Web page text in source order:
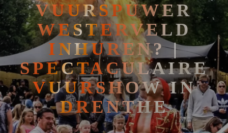
VUURSPUWER
WESTERVELD
INHUREN? |
SPECTACULAIRE
VUURSHOW IN
DRENTHE